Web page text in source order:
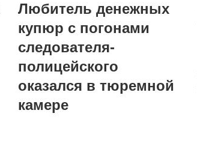
Любитель денежных
купюр с погонами
следователя-
полицейского
оказался в тюремной
камере